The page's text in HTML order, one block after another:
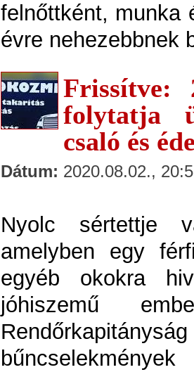
felnőttként, munka
évre nehezebbnek
Frissítve:
folytatja
csaló és
Dátum: 2020.08.02.,
Nyolc sértettje
amelyben egy
egyéb okokra
jóhiszemű